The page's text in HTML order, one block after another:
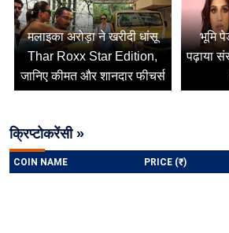
मलाइका अरोड़ा ने खरीदी धांसू
Thar Roxx Star Edition,
जानिए कीमत और शानदार फीचर्स
भूमि
पढ़ाया
क्रिप्टोकरेंसी »